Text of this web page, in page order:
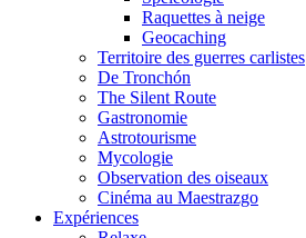
Raquettes à neige
Geocaching
Territoire des guerres carlistes
De Tronchón
The Silent Route
Gastronomie
Astrotourisme
Mycologie
Observation des oiseaux
Cinéma au Maestrazgo
Expériences